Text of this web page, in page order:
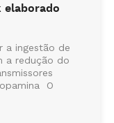
elaborado
a ingestão de
a redução do
O